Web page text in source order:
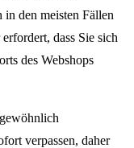
den meisten Fällen
dass Sie sich
des Webshops
verpassen, daher